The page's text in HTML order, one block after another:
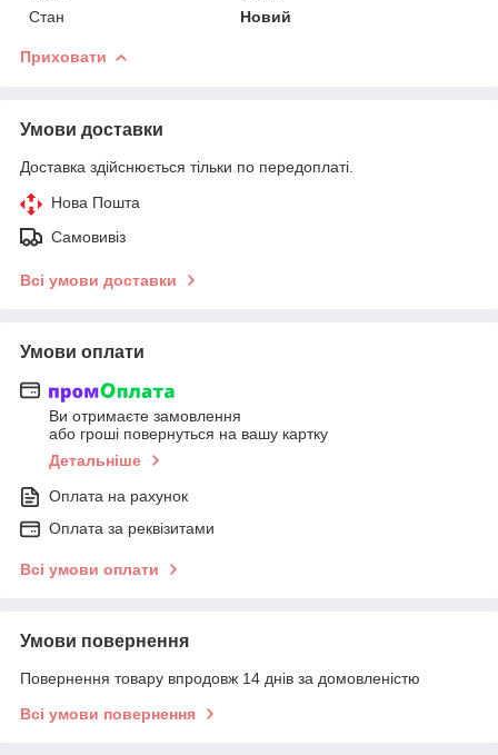
Стан
Новий
Приховати
Умови доставки
Доставка здійснюється тільки по передоплаті.
Нова Пошта
Самовивіз
Всі умови доставки
Умови оплати
Ви отримаєте замовлення
або гроші повернуться на вашу картку
Детальніше
Оплата на рахунок
Оплата за реквізитами
Всі умови оплати
Умови повернення
Повернення товару впродовж 14 днів за домовленістю
Всі умови повернення